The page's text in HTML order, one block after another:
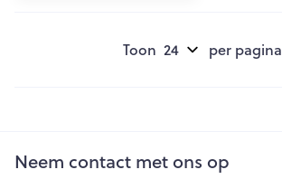
Toon per pagina
Neem contact met ons op